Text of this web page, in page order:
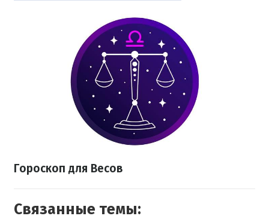
Гороскоп для Весов
Связанные темы: